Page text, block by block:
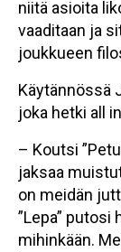
niitä asioita
vaaditaan ja
joukkueen
Käytännössä
joka hetki all
– Koutsi
jaksaa
on meidän
”Lepa”
mihinkään.